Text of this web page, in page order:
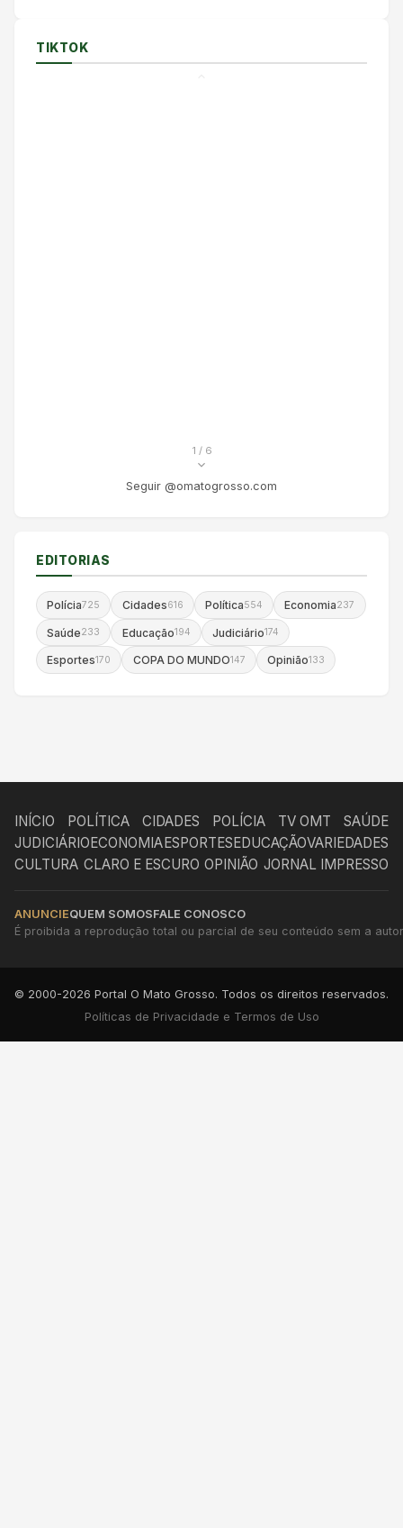
TIKTOK
1 / 6
Seguir @omatogrosso.com
EDITORIAS
Polícia725 Cidades616 Política554 Economia237
Saúde233 Educação194 Judiciário174
Esportes170 COPA DO MUNDO147 Opinião133
INÍCIO POLÍTICA CIDADES POLÍCIA TV OMT
SAÚDE
JUDICIÁRIOECONOMIAESPORTESEDUCAÇÃOVARIEDADES
CULTURA CLARO E ESCURO OPINIÃO JORNAL IMPRESSO
ANUNCIEQUEM SOMOSFALE CONOSCO
É proibida a reprodução total ou parcial de seu conteúdo sem a
© 2000-2026 Portal O Mato Grosso. Todos os direitos reservados.
Políticas de Privacidade e Termos de Uso